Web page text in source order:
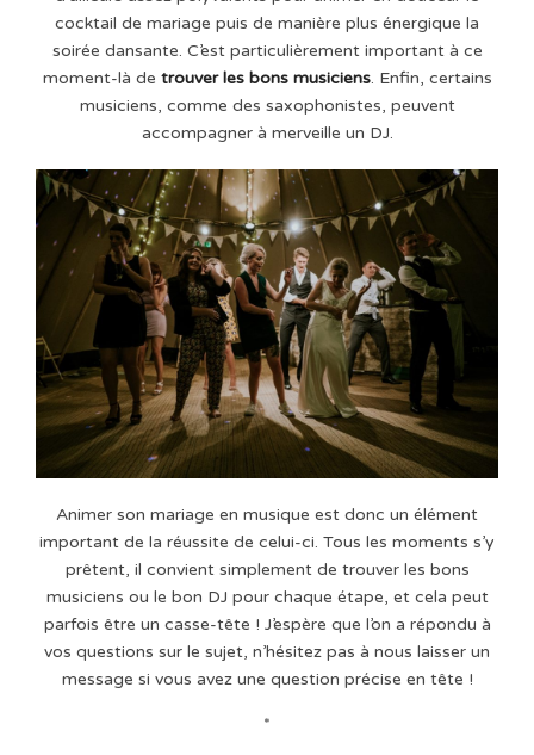
cocktail de mariage puis de manière plus énergique la
soirée dansante. C’est particulièrement important à ce
moment-là de trouver les bons musiciens. Enfin, certains
musiciens, comme des saxophonistes, peuvent
accompagner à merveille un DJ.
Animer son mariage en musique est donc un élément
important de la réussite de celui-ci. Tous les moments s’y
prêtent, il convient simplement de trouver les bons
musiciens ou le bon DJ pour chaque étape, et cela peut
parfois être un casse-tête ! J’espère que l’on a répondu à
vos questions sur le sujet, n’hésitez pas à nous laisser un
message si vous avez une question précise en tête !
*